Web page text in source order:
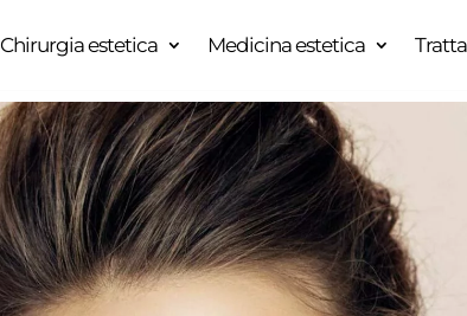
Chirurgia estetica Medicina estetica